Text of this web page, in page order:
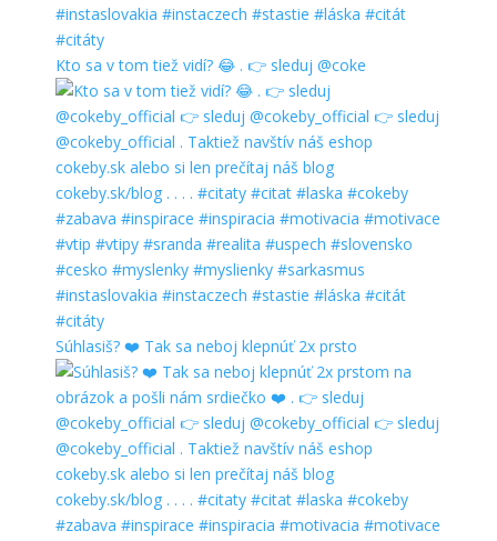
Kto sa v tom tiež vidí? 😂 . 👉 sleduj @coke
Súhlasiš? ❤️ Tak sa neboj klepnúť 2x prsto